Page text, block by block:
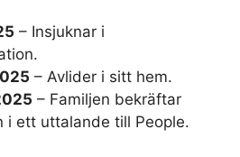
– Insjuknar i
– Avlider i sitt hem.
– Familjen bekräftar
i ett uttalande till People.